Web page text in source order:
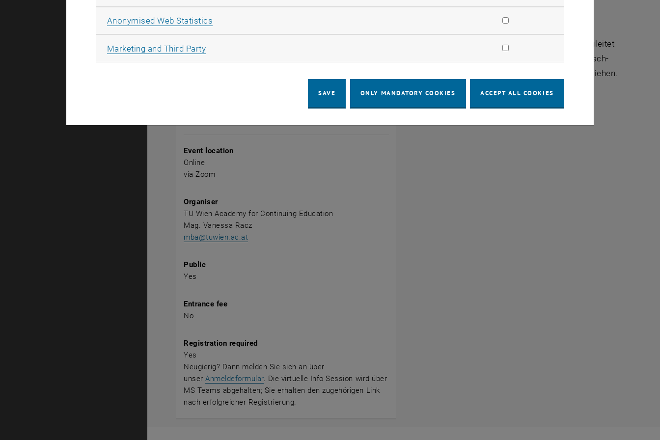
Das Kompakt-Programm Strategisches Kompetenz- & Talent Management zeichnet sich durch (virtuelle)
Impulssequenzen mit konkreter Arbeit am Talent- und Nachfolge Management im eigenen Unternehmen (begleitet
durch Real-Time-Support, Podcasts, Peer-Group-Consulting, Working-Out-Loud-Formaten (HOT-Sessions), Fach-
Coaching uvm.) aus. Nach positivem Abschluss wird das „Akademische Talent Management Zertifikat®“ verliehen.
Event location
Online
via Zoom
Organiser
TU Wien Academy for Continuing Education
Mag. Vanessa Racz
mba@tuwien.ac.at
Public
Yes
Entrance fee
No
Registration required
Yes
Neugierig? Dann melden Sie sich an über
unserAnmeldeformular. Die virtuelle Info Session wird über
MS Teams abgehalten; Sie erhalten den zugehörigen Link
nach erfolgreicher Registrierung.
Anonymised Web Statistics
Marketing and Third PartyAllow marketing cookies
SAVE ONLY MANDATORY COOKIES ACCEPT ALL COOKIES